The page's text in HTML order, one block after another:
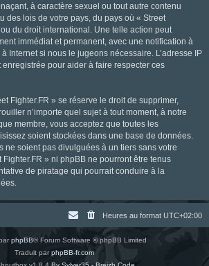
à caractère sexuel ou tout autre contenu
des lois de votre pays, du pays où « Street
du droit international. Une telle action peut
immédiat et permanent, avec une notification à
Internet si nous le jugeons nécessaire. L’adresse IP
pour aider à faire respecter ces
Fighter.FR » se réserve le droit de supprimer,
n’importe quel sujet à tout moment, à notre
membre, vous acceptez que toutes les
soient stockées dans une base de données.
ne soient pas divulguées à un tiers sans votre
» ni phpBB ne pourront être tenus
de piratage qui pourrait conduire à la
Heures au format UTC+02:00
phpBB® Forum Software © phpBB Limited
Traduit parphpBB-fr.com